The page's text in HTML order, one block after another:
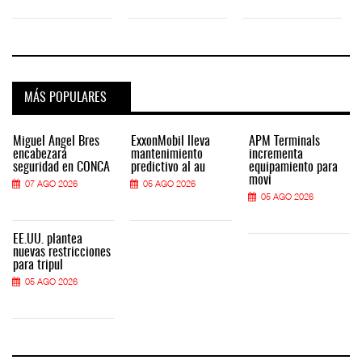
MÁS POPULARES
Miguel Ángel Bres
encabezará
seguridad en CONCA
07 AGO 2026
EE.UU. plantea
nuevas restricciones
para tripul
05 AGO 2026
ExxonMobil lleva
mantenimiento
predictivo al au
05 AGO 2026
APM Terminals
incrementa
equipamiento para
movi
05 AGO 2026